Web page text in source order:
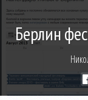
Берлин